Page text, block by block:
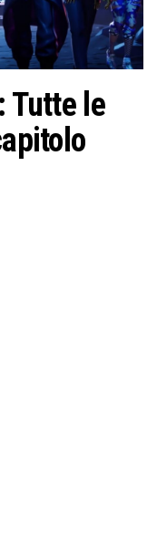
Tutte le